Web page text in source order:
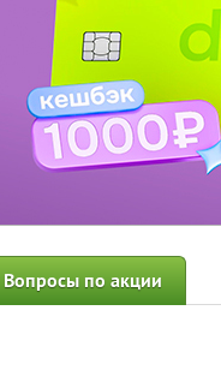
Вопросы по акции